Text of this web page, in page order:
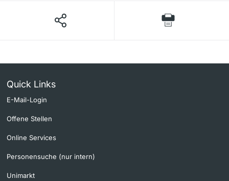
Quick Links
E-Mail-Login
Offene Stellen
Online Services
Personensuche (nur intern)
Unimarkt